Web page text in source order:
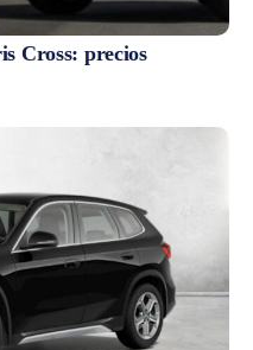
Cross: precios